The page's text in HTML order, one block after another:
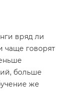
вряд ли
чаще говорят
больше
же